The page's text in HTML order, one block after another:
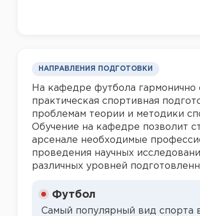
НАПРАВЛЕНИЯ ПОДГОТОВКИ
На кафедре футбола гармонично
практическая спортивная
проблемам теории и методики
Обучение на кафедре позволит
арсенале необходимые
проведения научных
различных уровней
Футбол
Самый популярный вид спорта